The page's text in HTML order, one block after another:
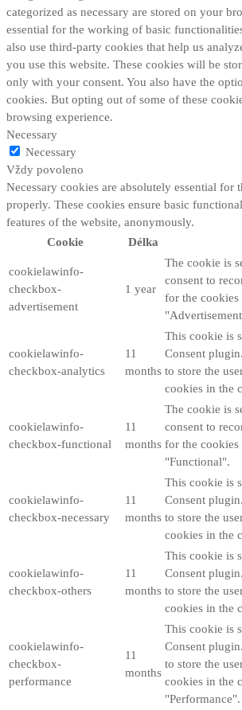
categorized as necessary are stored on your
essential for the working of basic
also use third-party cookies that help us
you use this website. These cookies will be
only with your consent. You also have the
cookies. But opting out of some of these
browsing experience.
Necessary
Necessary
Vždy povoleno
Necessary cookies are absolutely essential for
properly. These cookies ensure basic
features of the website, anonymously.
Cookie
Délka
cookielawinfo-
checkbox-
advertisement
1 year
The cookie is
consent to
for the
cookielawinfo-
checkbox-analytics
11
months
This cookie is
Consent
to store the
cookies in the
cookielawinfo-
checkbox-functional
11
months
The cookie is
consent to
for the
"Functional".
cookielawinfo-
checkbox-necessary
11
months
This cookie is
Consent
to store the
cookies in the
cookielawinfo-
checkbox-others
11
months
This cookie is
Consent
to store the
cookies in the
cookielawinfo-
checkbox-
performance
11
months
This cookie is
Consent
to store the
cookies in the
"Performance".